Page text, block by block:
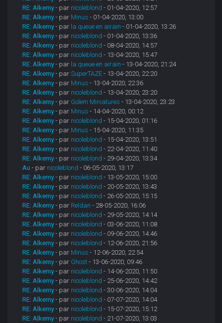
RE: Alkemy - par nicoleblond - 01-04-2020, 12:57
RE: Alkemy - par Minus - 01-04-2020, 13:00
RE: Alkemy - par la queue en airain - 01-04-2020, 13:26
RE: Alkemy - par nicoleblond - 01-04-2020, 13:36
RE: Alkemy - par nicoleblond - 08-04-2020, 14:57
RE: Alkemy - par nicoleblond - 13-04-2020, 15:47
RE: Alkemy - par la queue en airain - 13-04-2020, 21:24
RE: Alkemy - parSuperTAZE - 13-04-2020, 22:20
RE: Alkemy - par Minus - 13-04-2020, 22:36
RE: Alkemy - par nicoleblond - 13-04-2020, 23:20
RE: Alkemy - par Golem Miniatures - 13-04-2020, 23:23
RE: Alkemy - par Minus - 14-04-2020, 00:12
RE: Alkemy - par nicoleblond - 15-04-2020, 01:16
RE: Alkemy - par Minus - 15-04-2020, 11:35
RE: Alkemy - par nicoleblond - 15-04-2020, 13:51
RE: Alkemy - par nicoleblond - 22-04-2020, 11:40
RE: Alkemy - par nicoleblond - 29-04-2020, 13:34
Au - par nicoleblond - 06-05-2020, 13:17
RE: Alkemy - par nicoleblond - 13-05-2020, 15:00
RE: Alkemy - par nicoleblond - 20-05-2020, 13:43
RE: Alkemy - par nicoleblond - 26-05-2020, 15:15
RE: Alkemy - par Reldan - 28-05-2020, 16:06
RE: Alkemy - par nicoleblond - 29-05-2020, 14:14
RE: Alkemy - par nicoleblond - 03-06-2020, 11:08
RE: Alkemy - par nicoleblond - 09-06-2020, 14:46
RE: Alkemy - par nicoleblond - 12-06-2020, 21:56
RE: Alkemy - par Minus - 12-06-2020, 22:54
RE: Alkemy - par Ghost - 13-06-2020, 09:46
RE: Alkemy - par nicoleblond - 14-06-2020, 11:50
RE: Alkemy - par nicoleblond - 25-06-2020, 14:42
RE: Alkemy - par nicoleblond - 30-06-2020, 14:04
RE: Alkemy - par nicoleblond - 07-07-2020, 14:04
RE: Alkemy - par nicoleblond - 15-07-2020, 15:12
RE: Alkemy - par nicoleblond - 21-07-2020, 13:03